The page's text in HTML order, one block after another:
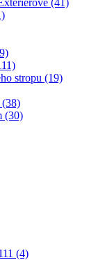
(41)
stropu (19)
(38)
(30)
(4)